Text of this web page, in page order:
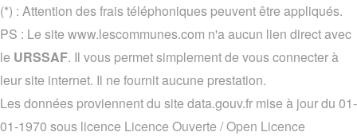
(*) : Attention des frais téléphoniques peuvent être appliqués.
PS : Le site www.lescommunes.com n'a aucun lien direct avec
le URSSAF. Il vous permet simplement de vous connecter à
leur site internet. Il ne fournit aucune prestation.
Les données proviennent du site data.gouv.fr mise à jour du 01-
01-1970 sous licence Licence Ouverte / Open Licence